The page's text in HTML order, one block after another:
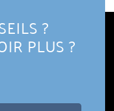
?
PLUS ?